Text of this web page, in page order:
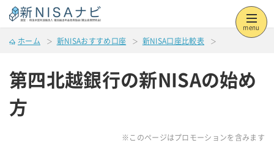
menu
ホーム 新NISAおすすめ口座 新NISA口座比較表
第四北越銀行の新NISAの始め
方
※このページはプロモーションを含みます